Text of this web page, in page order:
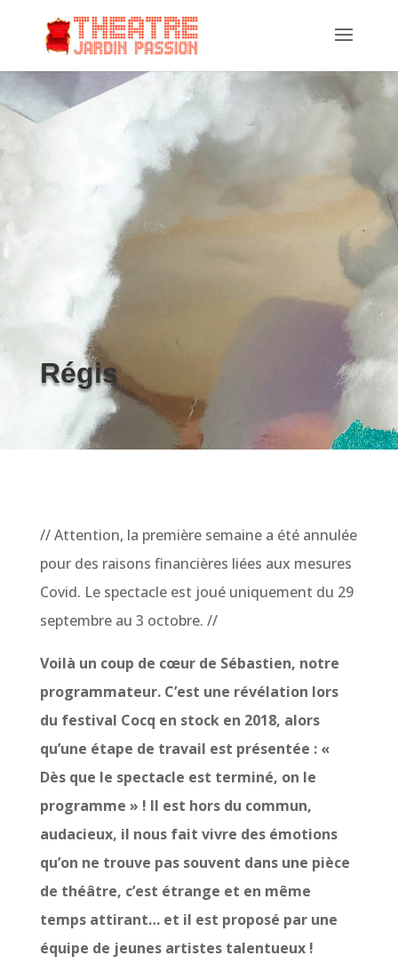
Régis
// Attention, la première semaine a été annulée
pour des raisons financières liées aux mesures
Covid. Le spectacle est joué uniquement du 29
septembre au 3 octobre. //
Voilà un coup de cœur de Sébastien, notre
programmateur. C’est une révélation lors
du festival Cocq en stock en 2018, alors
qu’une étape de travail est présentée : «
Dès que le spectacle est terminé, on le
programme » ! Il est hors du commun,
audacieux, il nous fait vivre des émotions
qu’on ne trouve pas souvent dans une pièce
de théâtre, c’est étrange et en même
temps attirant… et il est proposé par une
équipe de jeunes artistes talentueux !